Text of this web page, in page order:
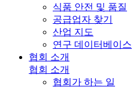
식품 안전 및 품질
공급업자 찾기
산업 지도
연구 데이터베이스
협회 소개
협회 소개
협회가 하는 일